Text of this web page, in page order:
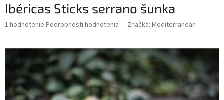
Ibéricas Sticks serrano šunka
Priemerné
5,0
hviezdičiek.
1 hodnotenie Podrobnosti hodnotenia Značka: Mediterranean